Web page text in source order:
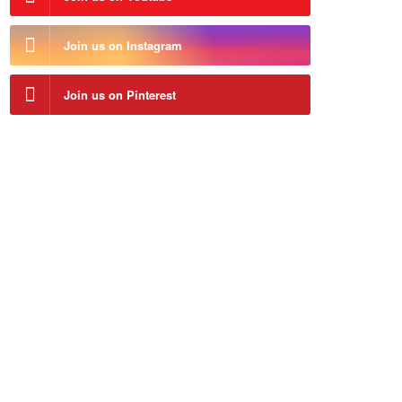
Join us on Instagram
Join us on Pinterest